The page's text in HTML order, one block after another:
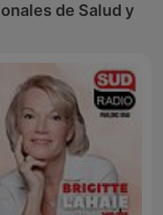
de Salud y